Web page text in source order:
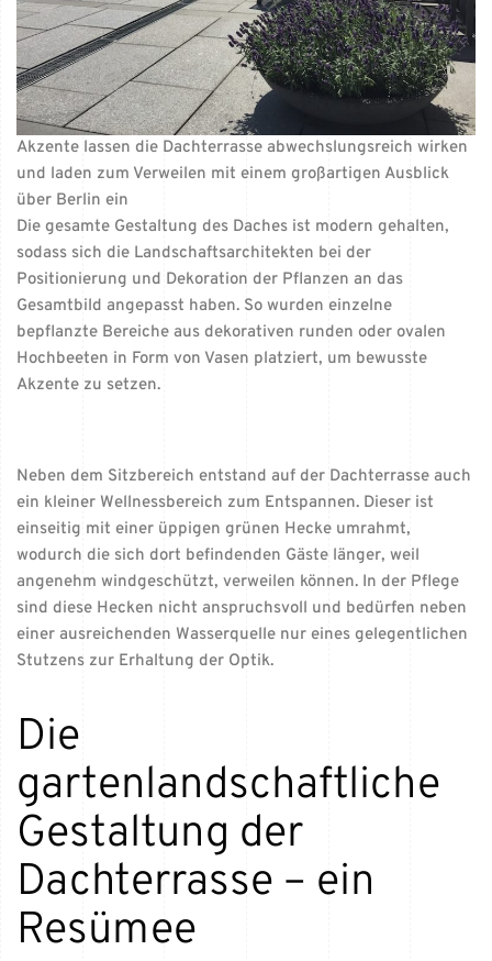
Akzente lassen die Dachterrasse abwechslungsreich wirken
und laden zum Verweilen mit einem großartigen Ausblick
über Berlin ein
Die gesamte Gestaltung des Daches ist modern gehalten,
sodass sich die Landschaftsarchitekten bei der
Positionierung und Dekoration der Pflanzen an das
Gesamtbild angepasst haben. So wurden einzelne
bepflanzte Bereiche aus dekorativen runden oder ovalen
Hochbeeten in Form von Vasen platziert, um bewusste
Akzente zu setzen.
Neben dem Sitzbereich entstand auf der Dachterrasse auch
ein kleiner Wellnessbereich zum Entspannen. Dieser ist
einseitig mit einer üppigen grünen Hecke umrahmt,
wodurch die sich dort befindenden Gäste länger, weil
angenehm windgeschützt, verweilen können. In der Pflege
sind diese Hecken nicht anspruchsvoll und bedürfen neben
einer ausreichenden Wasserquelle nur eines gelegentlichen
Stutzens zur Erhaltung der Optik.
Die
gartenlandschaftliche
Gestaltung der
Dachterrasse – ein
Resümee